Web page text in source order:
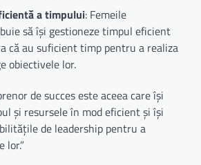
a timpului: Femeile
să își gestioneze timpul eficient
că au suficient timp pentru a realiza
obiectivele lor.
de succes este aceea care își
și resursele în mod eficient și își
de leadership pentru a
lor.”